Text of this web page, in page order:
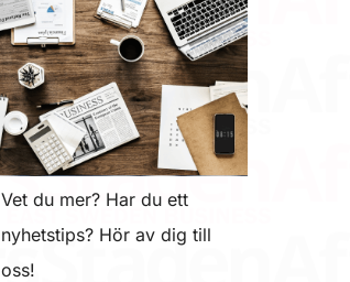
Vet du mer? Har du ett
nyhetstips? Hör av dig till
oss!